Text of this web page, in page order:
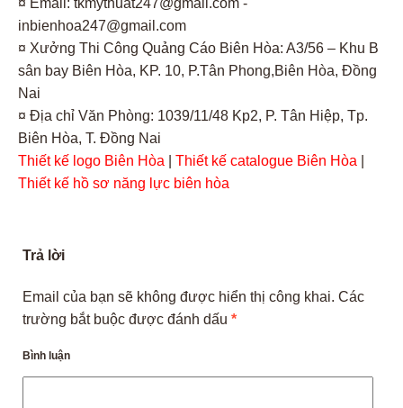
¤ Email: tkmythuat247@gmail.com -
inbienhoa247@gmail.com
¤ Xưởng Thi Công Quảng Cáo Biên Hòa: A3/56 – Khu B
sân bay Biên Hòa, KP. 10, P.Tân Phong,Biên Hòa, Đồng
Nai
¤ Địa chỉ Văn Phòng: 1039/11/48 Kp2, P. Tân Hiệp, Tp.
Biên Hòa, T. Đồng Nai
Thiết kế logo Biên Hòa
Thiết kế catalogue Biên Hòa
Thiết kế hồ sơ năng lực biên hòa
Trả lời
Email của bạn sẽ không được hiển thị công khai. Các
trường bắt buộc được đánh dấu *
Bình luận